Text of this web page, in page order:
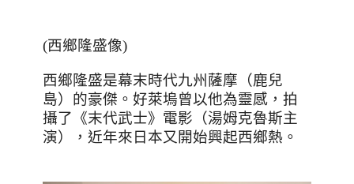
(西鄉隆盛像)
西鄉隆盛是幕末時代九州薩摩（鹿兒
島）的豪傑。好萊塢曾以他為靈感，拍
攝了《末代武士》電影（湯姆克魯斯主
演），近年來日本又開始興起西鄉熱。